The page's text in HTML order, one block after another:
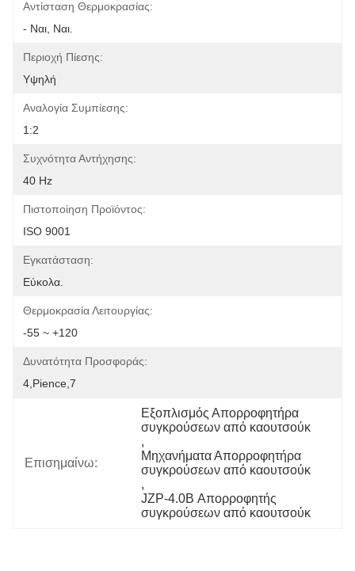
Αντίσταση Θερμοκρασίας:
- Ναι, Ναι.
Περιοχή Πίεσης:
Υψηλή
Αναλογία Συμπίεσης:
1:2
Συχνότητα Αντήχησης:
40 Hz
Πιστοποίηση Προϊόντος:
ISO 9001
Εγκατάσταση:
Εύκολα.
Θερμοκρασία Λειτουργίας:
-55 ~ +120
Δυνατότητα Προσφοράς:
4,pience,7
Επισημαίνω:
Εξοπλισμός Απορροφητήρα
συγκρούσεων από καουτσούκ
,
Μηχανήματα Απορροφητήρα
συγκρούσεων από καουτσούκ
,
JZP-4.0B Απορροφητής
συγκρούσεων από καουτσούκ